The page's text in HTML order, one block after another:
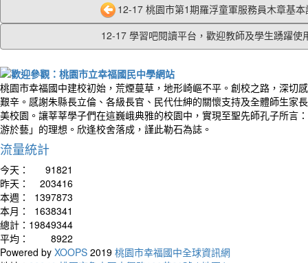
12-17 桃園市第1期羅浮童軍服務員木章基
12-17 學習吧閱讀平台，歡迎教師及學生踴躍使
桃園市幸福國中建校初始，荒煙蔓草，地形崎嶇不平。創校之路，深切
艱辛。感謝朱縣長立倫、各級長官、民代仕紳的關懷支持及全體師生家
美校園。讓莘莘學子們在這巍峨典雅的校園中，實現至聖先師孔子所言
游於藝」的理想。欣逢校舍落成，謹此勒石為誌。
流量統計
今天：
91821
昨天：
203416
本週：
1397873
本月：
1638341
總計： 19849344
平均：
8922
Powered by XOOPS 2019 桃園市幸福國中全球資訊網